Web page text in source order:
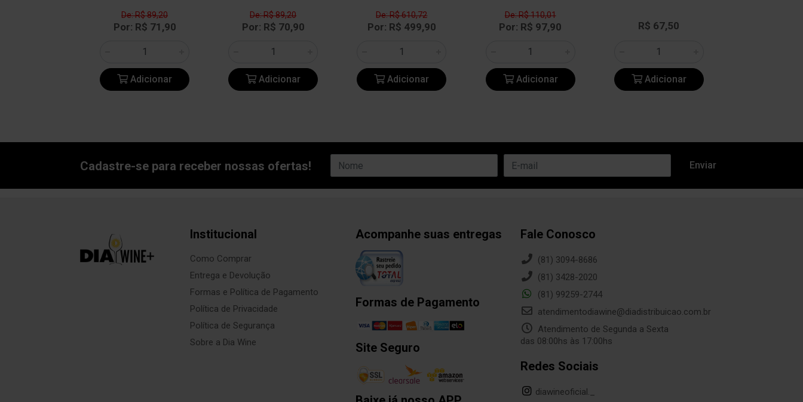
De: R$ 89,20
Por: R$ 71,90
Adicionar
De: R$ 89,20
Por: R$ 70,90
Adicionar
De: R$ 610,72
Por: R$ 499,90
Adicionar
De: R$ 110,01
Por: R$ 97,90
Adicionar
R$ 67,50
Adicionar
Cadastre-se para receber nossas ofertas!
Institucional
Como Comprar
Entrega e Devolução
Formas e Política de Pagamento
Política de Privacidade
Política de Segurança
Sobre a Dia Wine
Acompanhe suas entregas
Formas de Pagamento
Site Seguro
Fale Conosco
(81) 3094-8686
(81) 3428-2020
(81) 99259-2744
atendimentodiawine@diadistribuicao.com.br
Atendimento de Segunda a Sexta
das 08:00hs às 17:00hs
Redes Sociais
diawineoficial._